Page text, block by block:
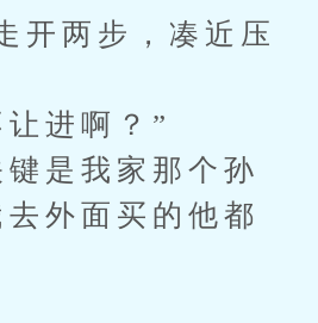
两步，凑近压
进啊？”
是我家那个孙
外面买的他都